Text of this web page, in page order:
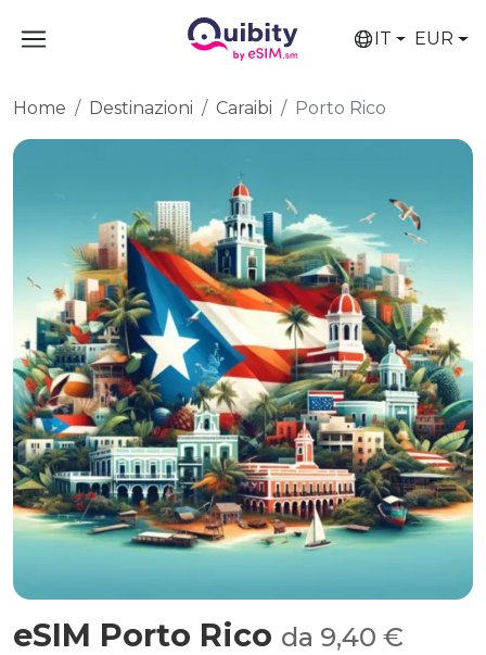
IT EUR
Home Destinazioni Caraibi Porto Rico
eSIM Porto Rico da 9,40 €